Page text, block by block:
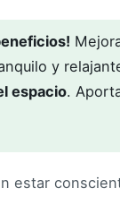
y
espacio.
estar